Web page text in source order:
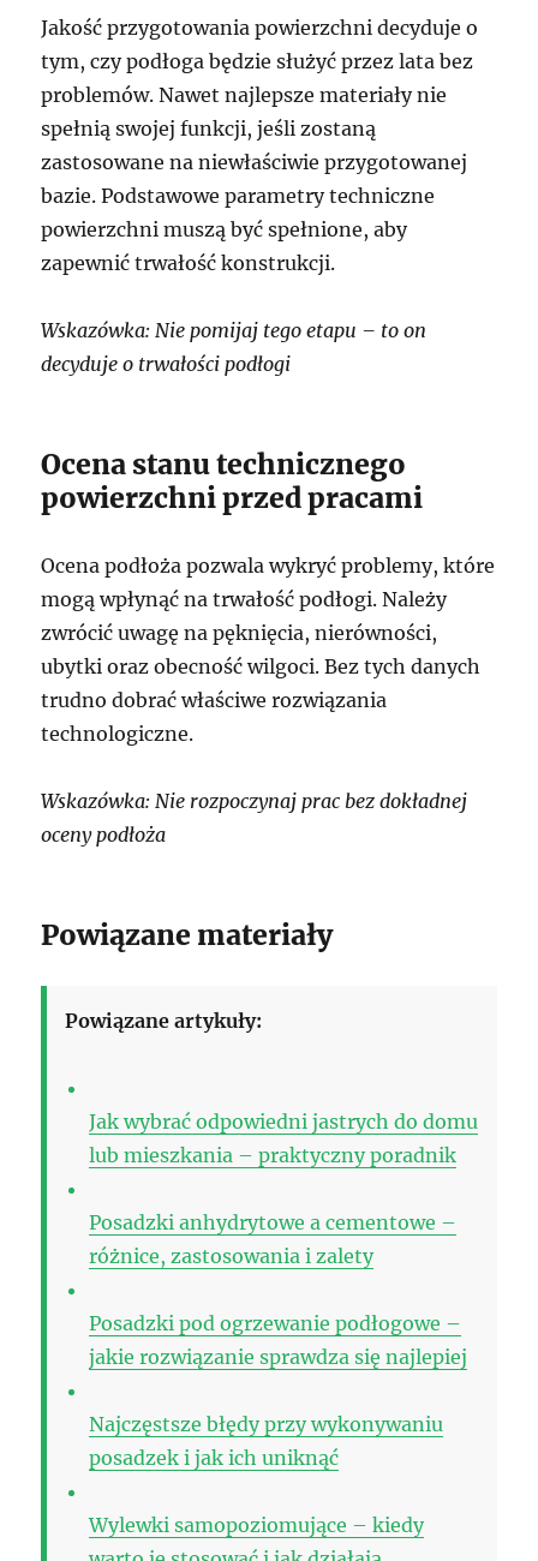
Jakość przygotowania powierzchni decyduje o
tym, czy podłoga będzie służyć przez lata bez
problemów. Nawet najlepsze materiały nie
spełnią swojej funkcji, jeśli zostaną
zastosowane na niewłaściwie przygotowanej
bazie. Podstawowe parametry techniczne
powierzchni muszą być spełnione, aby
zapewnić trwałość konstrukcji.
Wskazówka: Nie pomijaj tego etapu – to on
decyduje o trwałości podłogi
Ocena stanu technicznego
powierzchni przed pracami
Ocena podłoża pozwala wykryć problemy, które
mogą wpłynąć na trwałość podłogi. Należy
zwrócić uwagę na pęknięcia, nierówności,
ubytki oraz obecność wilgoci. Bez tych danych
trudno dobrać właściwe rozwiązania
technologiczne.
Wskazówka: Nie rozpoczynaj prac bez dokładnej
oceny podłoża
Powiązane materiały
Powiązane artykuły:
Jak wybrać odpowiedni jastrych do domu
lub mieszkania – praktyczny poradnik
Posadzki anhydrytowe a cementowe –
różnice, zastosowania i zalety
Posadzki pod ogrzewanie podłogowe –
jakie rozwiązanie sprawdza się najlepiej
Najczęstsze błędy przy wykonywaniu
posadzek i jak ich uniknąć
Wylewki samopoziomujące – kiedy